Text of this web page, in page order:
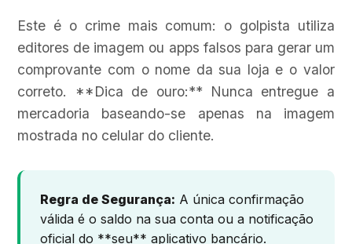
Este é o crime mais comum: o golpista utiliza
editores de imagem ou apps falsos para gerar um
comprovante com o nome da sua loja e o valor
correto. **Dica de ouro:** Nunca entregue a
mercadoria baseando-se apenas na imagem
mostrada no celular do cliente.
Regra de Segurança: A única confirmação
válida é o saldo na sua conta ou a notificação
oficial do **seu** aplicativo bancário.